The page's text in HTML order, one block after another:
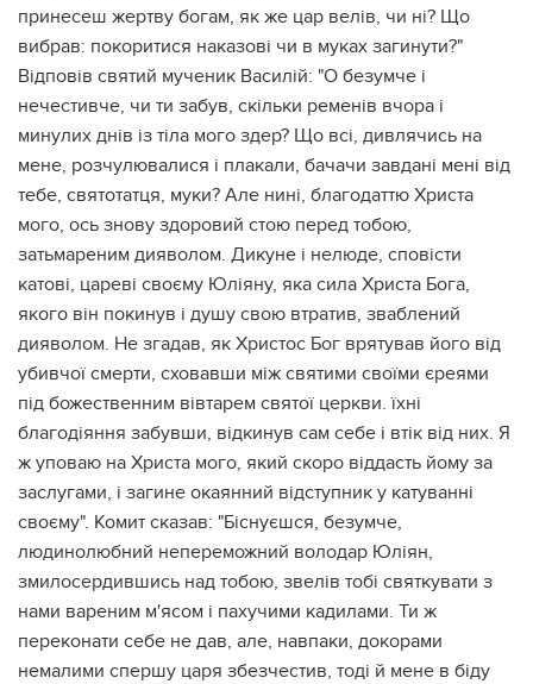
принесеш жертву богам, як же цар велів, чи ні? Що
вибрав: покоритися наказові чи в муках загинути?"
Відповів святий мученик Василій: "О безумче і
нечестивче, чи ти забув, скільки ременів вчора і
минулих днів із тіла мого здер? Що всі, дивлячись на
мене, розчулювалися і плакали, бачачи завдані мені від
тебе, святотатця, муки? Але нині, благодаттю Христа
мого, ось знову здоровий стою перед тобою,
затьмареним дияволом. Дикуне і нелюде, сповісти
катові, цареві своєму Юліяну, яка сила Христа Бога,
якого він покинув і душу свою втратив, зваблений
дияволом. Не згадав, як Христос Бог врятував його від
убивчої смерти, сховавши між святими своїми єреями
під божественним вівтарем святої церкви. їхні
благодіяння забувши, відкинув сам себе і втік від них. Я
ж уповаю на Христа мого, який скоро віддасть йому за
заслугами, і загине окаянний відступник у катуванні
своєму". Комит сказав: "Біснуєшся, безумче,
людинолюбний непереможний володар Юліян,
змилосердившись над тобою, звелів тобі святкувати з
нами вареним м'ясом і пахучими кадилами. Ти ж
переконати себе не дав, але, навпаки, докорами
немалими спершу царя збезчестив, тоді й мене в біду